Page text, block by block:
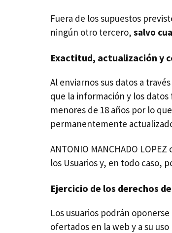
Fuera de los supuestos
ningún otro tercero, salvo
Exactitud, actualización y
Al enviarnos sus datos a
que la información y los datos
menores de 18 años por lo
permanentemente
ANTONIO MANCHADO
los Usuarios y, en todo caso,
Ejercicio de los derechos
Los usuarios podrán
ofertados en la web y a su